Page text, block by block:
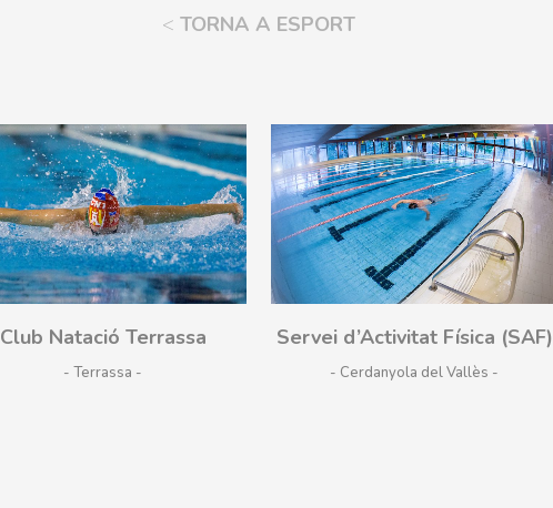
< TORNA A ESPORT
Som-hi
Club Natació Terrassa
- Terrassa
Som-hi
Servei d’Activitat Física (SAF)
- Cerdanyola del Vallès